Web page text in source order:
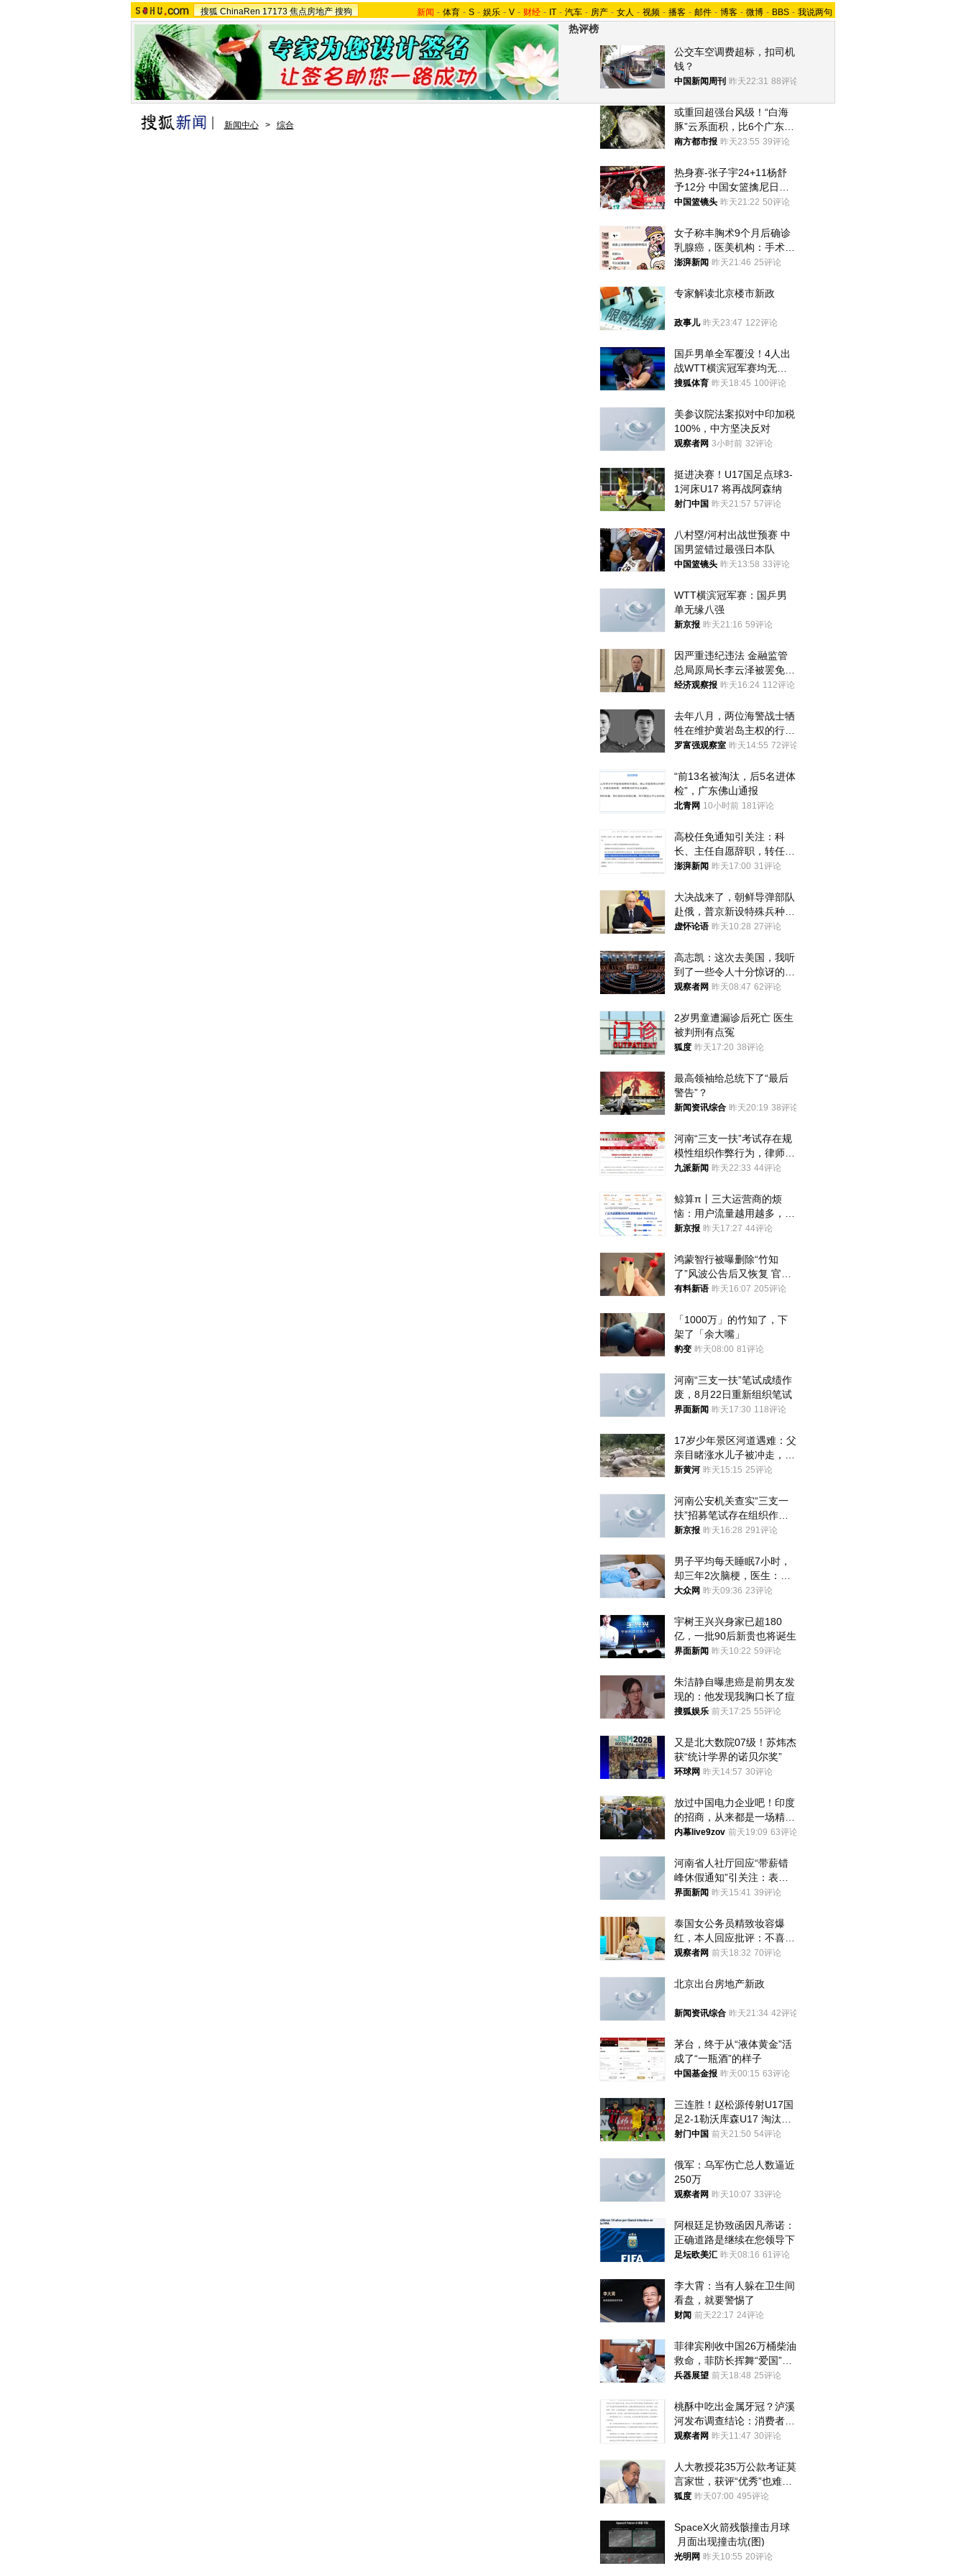
搜狐 ChinaRen 17173 焦点房地产 搜狗 新闻 - 体育 - S - 娱乐 - V - 财经 - IT - 汽车 - 房产 - 女人 - 视频 - 播客 - 邮件 - 博客 - 微博 - BBS - 我说两句
热评榜
公交车空调费超标，扣司机
钱？
中国新闻周刊 昨天22:31 88评论
或重回超强台风级！“白海
豚”云系面积，比6个广东还
大！深圳官方：注意这件事
南方都市报 昨天23:55 39评论
热身赛-张子宇24+11杨舒
予12分 中国女篮擒尼日利
亚
中国篮镜头 昨天21:22 50评论
女子称丰胸术9个月后确诊
乳腺癌，医美机构：手术不
可能引发癌症，建议走司法
澎湃新闻 昨天21:46 25评论
专家解读北京楼市新政
政事儿 昨天23:47 122评论
国乒男单全军覆没！4人出
战WTT横滨冠军赛均无缘
八强
搜狐体育 昨天18:45 100评论
美参议院法案拟对中印加税
100%，中方坚决反对
观察者网 3小时前 32评论
挺进决赛！U17国足点球3-
1河床U17 将再战阿森纳
射门中国 昨天21:57 57评论
八村塁/河村出战世预赛 中
国男篮错过最强日本队
中国篮镜头 昨天13:58 33评论
WTT横滨冠军赛：国乒男
单无缘八强
新京报 昨天21:16 59评论
因严重违纪违法 金融监管
总局原局长李云泽被罢免全
国人大代表
经济观察报 昨天16:24 112评论
去年八月，两位海警战士牺
牲在维护黄岩岛主权的行动
中
罗富强观察室 昨天14:55 72评论
“前13名被淘汰，后5名进体
检”，广东佛山通报
北青网 10小时前 181评论
高校任免通知引关注：科
长、主任自愿辞职，转任思
政辅导员
澎湃新闻 昨天17:00 31评论
大决战来了，朝鲜导弹部队
赴俄，普京新设特殊兵种，
76岁老将扛旗
虚怀论语 昨天10:28 27评论
高志凯：这次去美国，我听
到了一些令人十分惊讶的消
息
观察者网 昨天08:47 62评论
2岁男童遭漏诊后死亡 医生
被判刑有点冤
狐度 昨天17:20 38评论
最高领袖给总统下了“最后
警告”？
新闻资讯综合 昨天20:19 38评论
河南“三支一扶”考试存在规
模性组织作弊行为，律师：
涉嫌非法获取国家秘密罪等
九派新闻 昨天22:33 44评论
鲸算π丨三大运营商的烦
恼：用户流量越用越多，收
入却越来越少
新京报 昨天17:27 44评论
鸿蒙智行被曝删除“竹知
了”风波公告后又恢复 官媒
曾力挺：劝华为要大度的，
有料新语 昨天16:07 205评论
「1000万」的竹知了，下
架了「余大嘴」
豹变 昨天08:00 81评论
河南“三支一扶”笔试成绩作
废，8月22日重新组织笔试
界面新闻 昨天17:30 118评论
17岁少年景区河道遇难：父
亲目睹涨水儿子被冲走，当
地排除上游泄洪，家属盼厘
新黄河 昨天15:15 25评论
河南公安机关查实“三支一
扶”招募笔试存在组织作弊
犯罪行为
新京报 昨天16:28 291评论
男子平均每天睡眠7小时，
却三年2次脑梗，医生：这
样睡觉更伤身
大众网 昨天09:36 23评论
宇树王兴兴身家已超180
亿，一批90后新贵也将诞生
界面新闻 昨天10:22 59评论
朱洁静自曝患癌是前男友发
现的：他发现我胸口长了痘
搜狐娱乐 前天17:25 55评论
又是北大数院07级！苏炜杰
获“统计学界的诺贝尔奖”
环球网 昨天14:57 30评论
放过中国电力企业吧！印度
的招商，从来都是一场精准
收割
内幕live9zov 前天19:09 63评论
河南省人社厅回应“带薪错
峰休假通知”引关注：表述
不够准确，待修改后印发
界面新闻 昨天15:41 39评论
泰国女公务员精致妆容爆
红，本人回应批评：不喜欢
就别看
观察者网 前天18:32 70评论
北京出台房地产新政
新闻资讯综合 昨天21:34 42评论
茅台，终于从“液体黄金”活
成了“一瓶酒”的样子
中国基金报 昨天00:15 63评论
三连胜！赵松源传射U17国
足2-1勒沃库森U17 淘汰赛
将战河床
射门中国 前天21:50 54评论
俄军：乌军伤亡总人数逼近
250万
观察者网 昨天10:07 33评论
阿根廷足协致函因凡蒂诺：
正确道路是继续在您领导下
足坛欧美汇 昨天08:16 61评论
李大霄：当有人躲在卫生间
看盘，就要警惕了
财闻 前天22:17 24评论
菲律宾刚收中国26万桶柴油
救命，菲防长挥舞“爱国”大
棒，谁亲华谁下台？
兵器展望 前天18:48 25评论
桃酥中吃出金属牙冠？泸溪
河发布调查结论：消费者已
澄清，所发视频情况不属实
观察者网 昨天11:47 30评论
人大教授花35万公款考证莫
言家世，获评“优秀”也难服
众
狐度 昨天07:00 495评论
SpaceX火箭残骸撞击月球
月面出现撞击坑(图)
光明网 昨天10:55 20评论
新闻中心 > 综合